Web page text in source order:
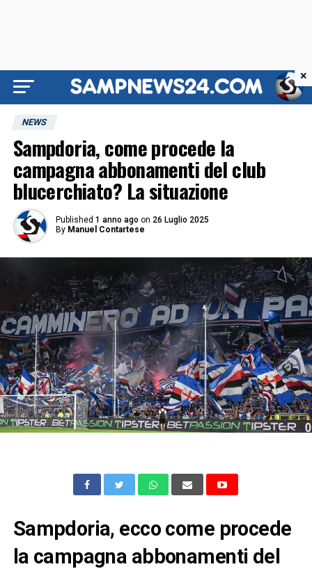
NEWS
Sampdoria, come procede la
campagna abbonamenti del club
blucerchiato? La situazione
Published 1 anno ago on 26 Luglio 2025
By Manuel Contartese
Sampdoria, ecco come procede
la campagna abbonamenti del
×